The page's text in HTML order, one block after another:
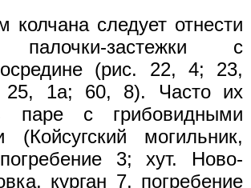
колчана следует отнести
палочки-застежки с
(рис. 22, 4; 23,
1а; 60, 8). Часто их
паре с грибовидными
(Койсугский могильник,
3; хут. Ново-
курган 7, погребение